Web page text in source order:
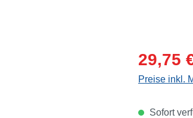
29,75
Preise inkl.
Sofort